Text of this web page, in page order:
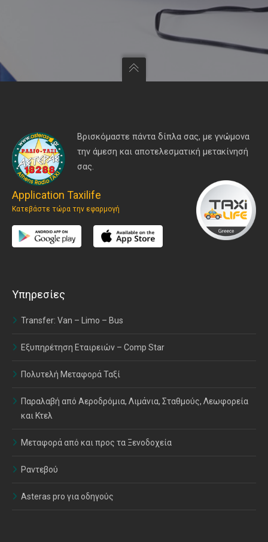
Βρισκόμαστε πάντα δίπλα σας, με γνώμονα
την άμεση και αποτελεσματική μετακίνησή
σας.
Application Taxilife
Κατεβάστε τώρα την εφαρμογή
Υπηρεσίες
Transfer: Van – Limo – Bus
Εξυπηρέτηση Εταιρειών – Comp Star
Πολυτελή Μεταφορά Ταξί
Παραλαβή από Αεροδρόμια, Λιμάνια, Σταθμούς, Λεωφορεία
και Κτελ
Μεταφορά από και προς τα Ξενοδοχεία
Ραντεβού
Asteras pro για οδηγούς